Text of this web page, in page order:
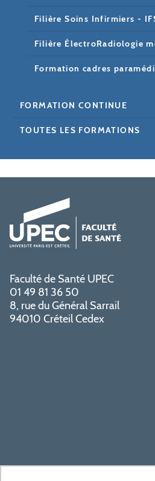
Filière Soins Infirmiers -
Filière ÉlectroRadiologie
Formation cadres
FORMATION CONTINUE
TOUTES LES FORMATIONS
Faculté de Santé UPEC
01 49 81 36 50
8, rue du Général Sarrail
94010 Créteil Cedex